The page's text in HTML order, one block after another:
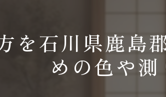
を石川県鹿島
めの色や